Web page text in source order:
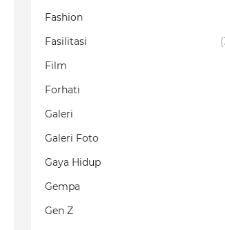
Fashion
Fasilitasi
Film
Forhati
Galeri
Galeri Foto
Gaya Hidup
Gempa
Gen Z